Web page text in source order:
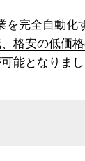
を完全自動化
格安の低価
能となりまし